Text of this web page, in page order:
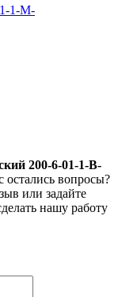
1-M-
200-6-01-1-В-
остались вопросы?
или задайте
нашу работу